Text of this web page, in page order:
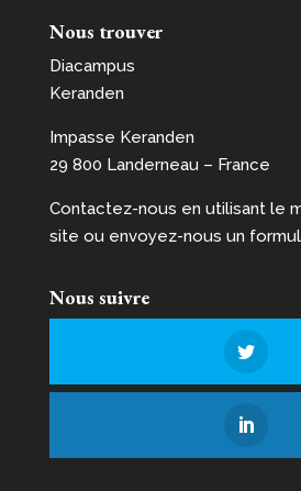
Nous trouver
Diacampus
Keranden
Impasse Keranden
29 800 Landerneau – France
Contactez-nous en utilisant le
site ou envoyez-nous un
Nous suivre